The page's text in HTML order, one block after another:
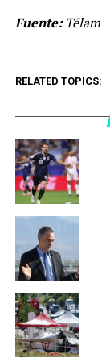
Fuente:Télam
RELATED TOPICS: